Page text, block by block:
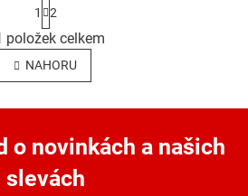
O
v
l
á
í
r
t
r
á
n
k
v
n
í
1 2
položek celkem
NAHORU
o novinkách a našich
slevách